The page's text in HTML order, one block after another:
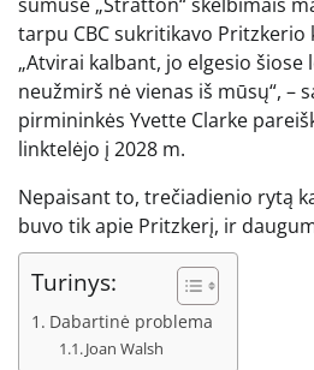
tarpu CBC sukritikavo Pritzkerio
„Atvirai kalbant, jo elgesio šiose
neužmirš nė vienas iš mūsų“, –
pirmininkės Yvette Clarke
linktelėjo į 2028 m.
Nepaisant to, trečiadienio rytą
buvo tik apie Pritzkerį, ir
Turinys:
Dabartinė problema
Joan Walsh